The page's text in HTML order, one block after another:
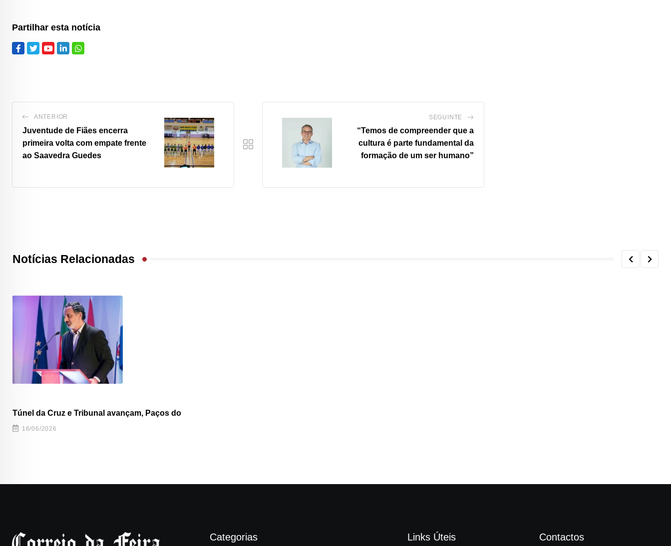
Partilhar esta notícia
ANTERIOR
Juventude de Fiães encerra
primeira volta com empate frente
ao Saavedra Guedes
SEGUINTE
“Temos de compreender que a
cultura é parte fundamental da
formação de um ser humano”
Notícias Relacionadas
Túnel da Cruz e Tribunal avançam, Paços do
16/06/2026
Categorias Links Úteis Contactos